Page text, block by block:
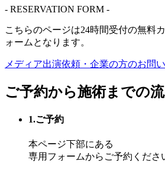
- RESERVATION FORM -
こちらのページは24時間受付の無料
ォームとなります。
メディア出演依頼・企業の方のお問
ご予約から施術までの
1.ご予約
本ページ下部にある
専用フォームからご予約くださ